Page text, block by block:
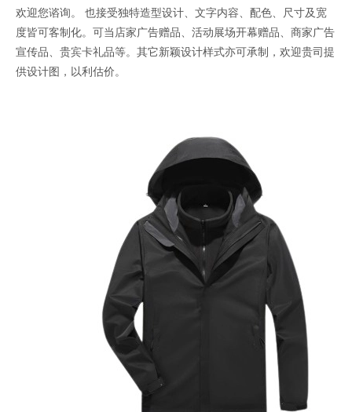
欢迎您谘询。 也接受独特造型设计、文字内容、配色、尺寸及宽
度皆可客制化。可当店家广告赠品、活动展场开幕赠品、商家广告
宣传品、贵宾卡礼品等。其它新颖设计样式亦可承制，欢迎贵司提
供设计图，以利估价。